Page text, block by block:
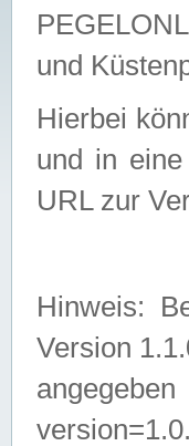
und
Hierbei
und in
URL zur
Hinweis:
Version